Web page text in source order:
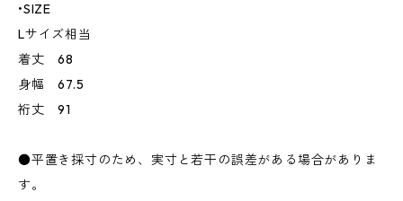
•SIZE
Lサイズ相当
着丈 68
身幅 67.5
裄丈 91
●平置き採寸のため、実寸と若干の誤差がある場合がありま
す。